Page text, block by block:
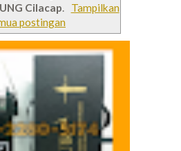
Cilacap.
Tampilkan
postingan